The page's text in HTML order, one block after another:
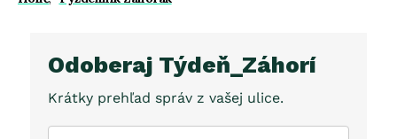
Odoberaj Týdeň_Záhorí
Krátky prehľad správ z vašej ulice.